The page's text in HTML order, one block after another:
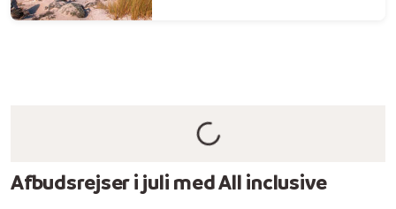
Afbudsrejser i juli med All inclusive